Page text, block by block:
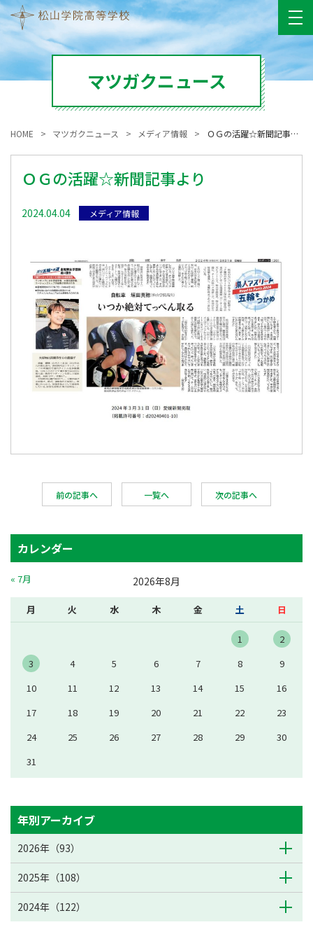
マツガクニュース
HOME マツガクニュース メディア情報 ＯＧの活躍☆新聞記事より
ＯＧの活躍☆新聞記事より
2024.04.04 メディア情報
前の記事へ 一覧へ 次の記事へ
カレンダー
2026年8月
月 火 水 木 金 土 日
1
2
3
4 5 6 7 8
9
10
11 12 13 14 15
16
17
18 19 20 21 22
23
24
25 26 27 28 29
30
31
« 7月
年別アーカイブ
2026年（93）
2025年（108）
2024年（122）